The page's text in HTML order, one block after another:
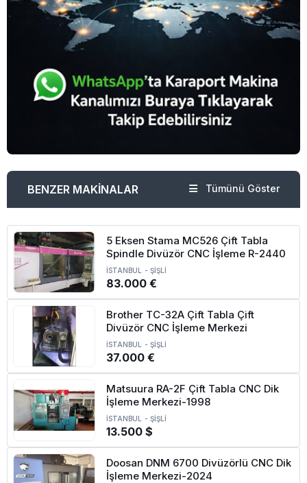
BENZER MAKİNALAR Tümünü Göster
5 Eksen Stama MC526 Çift Tabla
Spindle Divüzör CNC İşleme R-2440
İSTANBUL - ŞİŞLİ
83.000 €
Brother TC-32A Çift Tabla Çift
Divüzör CNC İşleme Merkezi
İSTANBUL - ŞİŞLİ
37.000 €
Matsuura RA-2F Çift Tabla CNC Dik
İşleme Merkezi-1998
İSTANBUL - ŞİŞLİ
13.500 $
Doosan DNM 6700 Divüzörlü CNC Dik
İşleme Merkezi-2024